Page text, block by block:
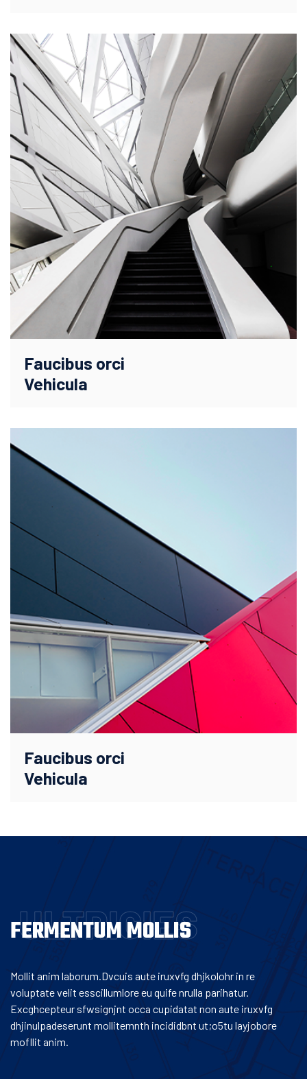
Faucibus orci
Vehicula
Faucibus orci
Vehicula
FERMENTUM MOLLIS
ULTRICIES
Mollit anim laborum.Dvcuis aute iruxvfg dhjkolohr in re
voluptate velit esscillumlore eu quife nrulla parihatur.
Excghcepteur sfwsignjnt occa cupidatat non aute iruxvfg
dhjinulpadeserunt mollitemnth incididbnt ut;o5tu layjobore
mofllit anim.